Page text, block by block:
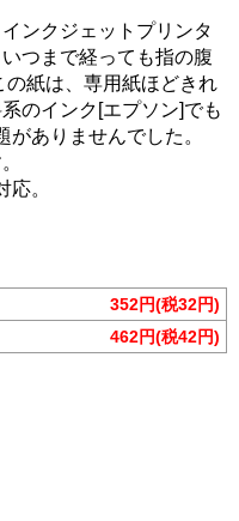
ンクジェットプリンタ
つまで経っても指の腹
紙は、専用紙ほどきれ
のインク[エプソン]でも
ありませんでした。
。
352円(税32円)
462円(税42円)